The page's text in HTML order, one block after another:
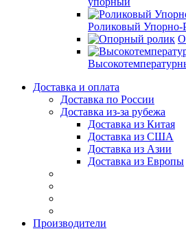
Роликовый Упорно-
Доставка и оплата
Доставка по России
Доставка из-за рубежа
Доставка из Китая
Доставка из США
Доставка из Азии
Доставка из Европы
Производители